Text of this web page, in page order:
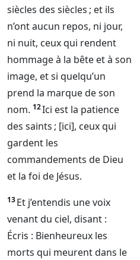
siècles des siècles ; et ils
n’ont aucun repos, ni jour,
ni nuit, ceux qui rendent
hommage à la bête et à son
image, et si quelqu’un
prend la marque de son
nom. 12Ici est la patience
des saints ; [ici], ceux qui
gardent les
commandements de Dieu
et la foi de Jésus.
13Et j’entendis une voix
venant du ciel, disant :
Écris : Bienheureux les
morts qui meurent dans le